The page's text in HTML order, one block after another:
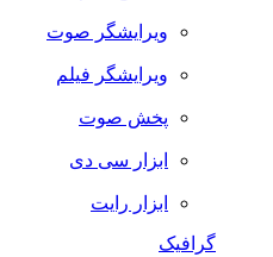
ویرایشگر صوت
ویرایشگر فیلم
پخش صوت
ابزار سی دی
ابزار رایت
گرافیک